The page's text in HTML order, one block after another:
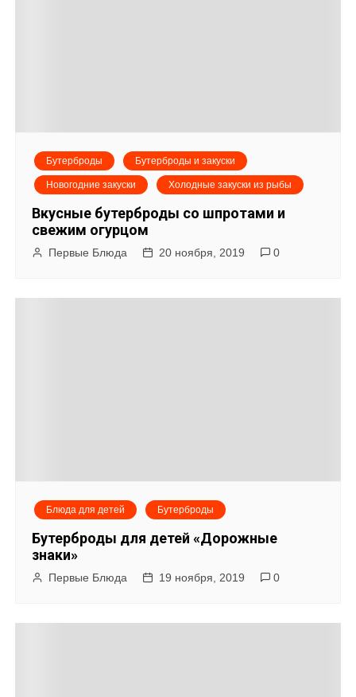
Бутерброды Бутерброды и закуски
Новогодние закуски Холодные закуски из рыбы
Вкусные бутерброды со шпротами и
свежим огурцом
Первые Блюда 20 ноября, 2019 0
Блюда для детей Бутерброды
Бутерброды для детей «Дорожные
знаки»
Первые Блюда 19 ноября, 2019 0